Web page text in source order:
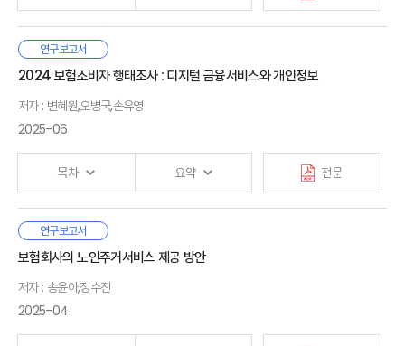
· 참고문헌
· 부록
기여하는 퇴직연금과 가입자가 스스로 연금자산을 적립하는
연금계좌를 들 수 있다. 퇴직연금은 400조 원 이상이 적립되어
있고, 적립금이 1,000조 원 이상으로 성장할 것으로 보이지만
적립금의 운용 수익률은 2%대로 낮은 수준이다. 가입자가
퇴직연금을 유지하고 노후자산으로 사용할 유인을 제공하기
위해서는 수익률 제고가 필수적이다. 그리고 개인이 스스로 연금을
적립하는 연금계좌에 대한 세제혜택의 경우 저축 여력이 적거나
산출세액이 0원인 과세미달자에게는 연금납입 유인 제공이
호주나 미국의 퇴직연금은 우리나라와 달리 높은 수익률을
기록하고 있는데 이는 가입자가 운용지시를 내리지 않는 경우
옵션 제도에 힘입은 바가 크다. 또한 이들 국가들의 경우
저소득층에는 추가적인 세제혜택을 지원한다는 점 역시 우리나라
연금정책에 참고할 시사점을 제공한다.
2. 연금계좌
3. 소결
Ⅲ. 해외사례
2. 미국
3. 소결
Ⅳ. 정책제언
2. 자산운용 측면
Ⅴ. 결론
· 참고문헌
스마트폰을 중심으로 한 디지털 기기 사용 시간이 일상생활의 상당
부분을 차지하고 있는 현실에서, 이로 인해 발생하는 다양한 건강
부상하고 있다. 이에 본 보고서는 디지털 기기의 과도한 사용이
한국 아동·청소년의 신체 건강, 정신적 안정성, 사회성 및 학교생활
전반에 미치는 영향을 실증적으로 분석하고, 이를 바탕으로 보장
체계 및 예방 정책에 대한 개선 방향을 제시하였다. 특히 본 연구는
전국 단위의 대표성 있는 패널 데이터를 활용하여 디지털 기기
사용과 건강·학교생활 관련 지표 간의 관계를 살펴보았다. 분석
결과, 디지털 기기 사용이 증가할수록 두통, 피로, 식욕 저하 등
신체적 불편감과 함께, 정서적 불안정성, 사회성 저하, 교우 및 사제
관계 악화 등 다양한 부정적 영향이 유의하게 나타났다. 본
연구에서는 2장의 정량 분석 결과에서 확인한 위험 요인의 보장
사각지대를 살펴보고, 위험 보장 방안과 예방 정책을 중심으로
Ⅰ. 서론
1. 연구 배경
2. 선행연구
3. 연구 목적, 차별성 및 구성
Ⅱ. 아동·청소년의 스마트폰 및 디지털 장비 이용이 미치는 영향
1. 아동·청소년의 스마트폰 이용과 영향 정량 분석
2. 정량 분석 요약
Ⅲ. 아동·청소년의 디지털 관련 리스크 보장·예방 현황 및 제언
2. 해외 사례
3. 종합 및 정책 제안
연구보고서
2024 보험소비자 행태조사 : 디지털 금융서비스와 개인정보
저자 : 변혜원,오병국,손유영
2025-06
목차 요약 전문
본 연구는 보험회사의 금융서비스 혁신과 새로운 영역으로의
서비스 확장을 위한 시사점과 소비자의 안전한 디지털
소비자실험을 실시하였다. 첫째, 보험 온라인 서비스의 사용
빈도와 소비자 만족도가 타 금융권에 비해 낮았는데, 디지털
보험서비스 확장을 위해서는 유용성, 편리성, 디자인, 신뢰성
Ⅰ. 서론
Ⅱ. 조사 개요
1. 설문 구성
2. 조사 방법 및 표본 특성
연구보고서
보험회사의 노인주거서비스 제공 방안
저자 : 송윤아,정수진
2025-04